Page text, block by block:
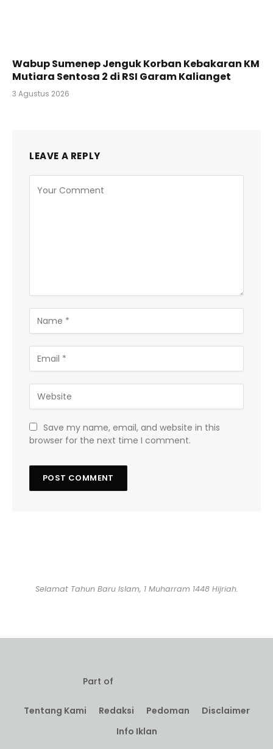
Wabup Sumenep Jenguk Korban Kebakaran KM
Mutiara Sentosa 2 di RSI Garam Kalianget
3 Agustus 2026
LEAVE A REPLY
Save my name, email, and website in this
browser for the next time I comment.
Selamat Tahun Baru Islam, 1 Muharram 1448 Hijriah.
Part of
Tentang Kami Redaksi Pedoman
Disclaimer
Info Iklan